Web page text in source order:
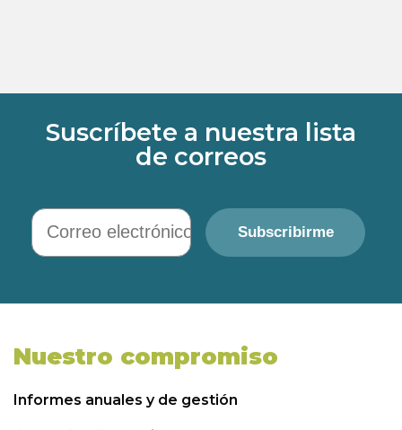
Suscríbete a nuestra lista
de correos
Correo electrónico
Subscribirme
Nuestro compromiso
Informes anuales y de gestión